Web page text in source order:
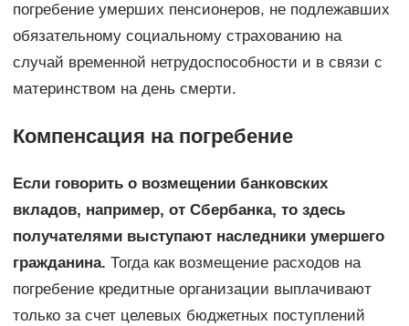
погребение умерших пенсионеров, не подлежавших
обязательному социальному страхованию на
случай временной нетрудоспособности и в связи с
материнством на день смерти.
Компенсация на погребение
Если говорить о возмещении банковских
вкладов, например, от Сбербанка, то здесь
получателями выступают наследники умершего
гражданина. Тогда как возмещение расходов на
погребение кредитные организации выплачивают
только за счет целевых бюджетных поступлений